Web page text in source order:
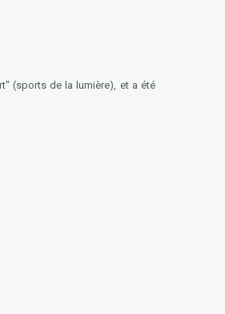
(sports de la lumière), et a été